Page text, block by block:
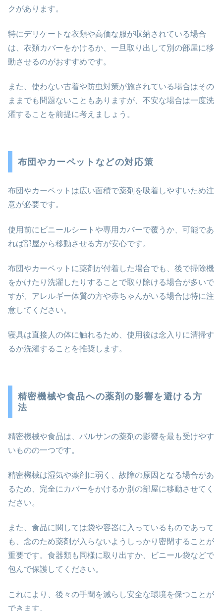
クがあります。
特にデリケートな衣類や高価な服が収納されている場合
は、衣類カバーをかけるか、一旦取り出して別の部屋に移
動させるのがおすすめです。
また、使わない古着や防虫対策が施されている場合はその
ままでも問題ないこともありますが、不安な場合は一度洗
濯することを前提に考えましょう。
布団やカーペットなどの対応策
布団やカーペットは広い面積で薬剤を吸着しやすいため注
意が必要です。
使用前にビニールシートや専用カバーで覆うか、可能であ
れば部屋から移動させる方が安心です。
布団やカーペットに薬剤が付着した場合でも、後で掃除機
をかけたり洗濯したりすることで取り除ける場合が多いで
すが、アレルギー体質の方や赤ちゃんがいる場合は特に注
意してください。
寝具は直接人の体に触れるため、使用後は念入りに清掃す
るか洗濯することを推奨します。
精密機械や食品への薬剤の影響を避ける方
法
精密機械や食品は、バルサンの薬剤の影響を最も受けやす
いものの一つです。
精密機械は湿気や薬剤に弱く、故障の原因となる場合があ
るため、完全にカバーをかけるか別の部屋に移動させてく
ださい。
また、食品に関しては袋や容器に入っているものであって
も、念のため薬剤が入らないようしっかり密閉することが
重要です。食器類も同様に取り出すか、ビニール袋などで
包んで保護してください。
これにより、後々の手間を減らし安全な環境を保つことが
できます。